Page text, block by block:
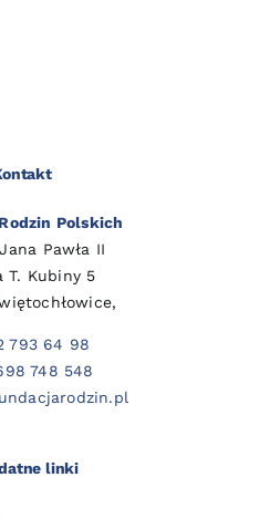
Polskich
Pawła II
T. Kubiny 5
793 64 98
748 548
linki